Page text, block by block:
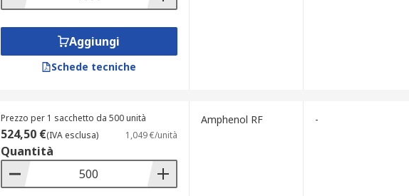
Aggiungi
Schede tecniche
Prezzo per 1 sacchetto da 500 unità
524,50 €(IVA esclusa) 1,049 €/unità
Quantità
Amphenol RF -